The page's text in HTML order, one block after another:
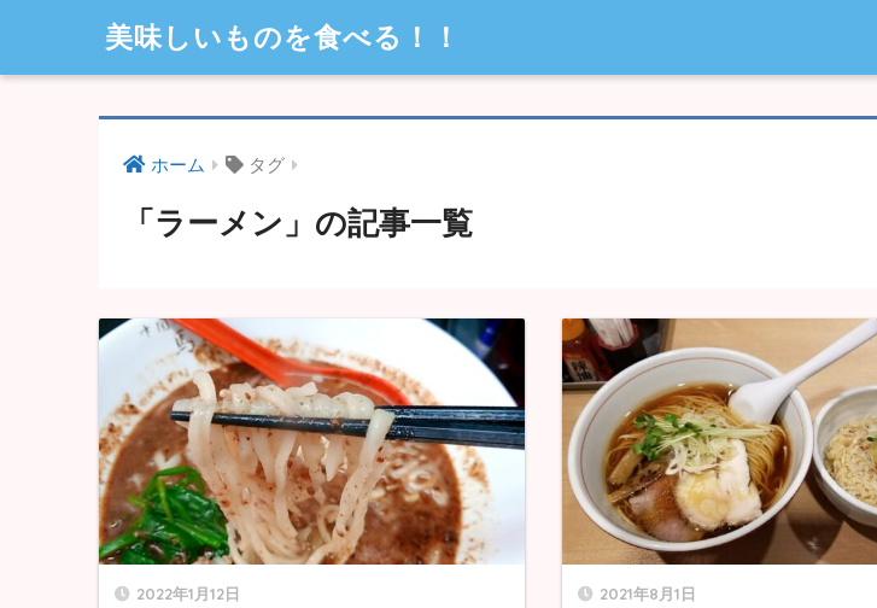
美味しいものを食べる！！
ホーム タグ
「ラーメン」の記事一覧
2022年1月12日 2021年8月1日